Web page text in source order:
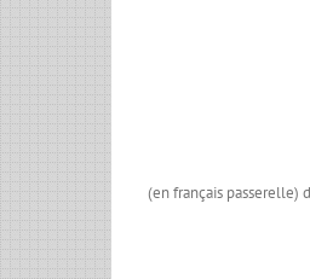
(en français passerelle)